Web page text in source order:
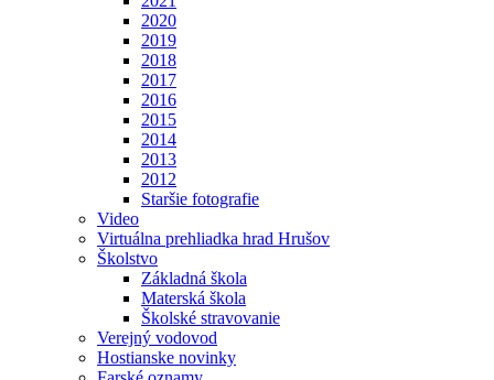
2020
2019
2018
2017
2016
2015
2014
2013
2012
Staršie fotografie
Video
Virtuálna prehliadka hrad Hrušov
Školstvo
Základná škola
Materská škola
Školské stravovanie
Verejný vodovod
Hostianske novinky